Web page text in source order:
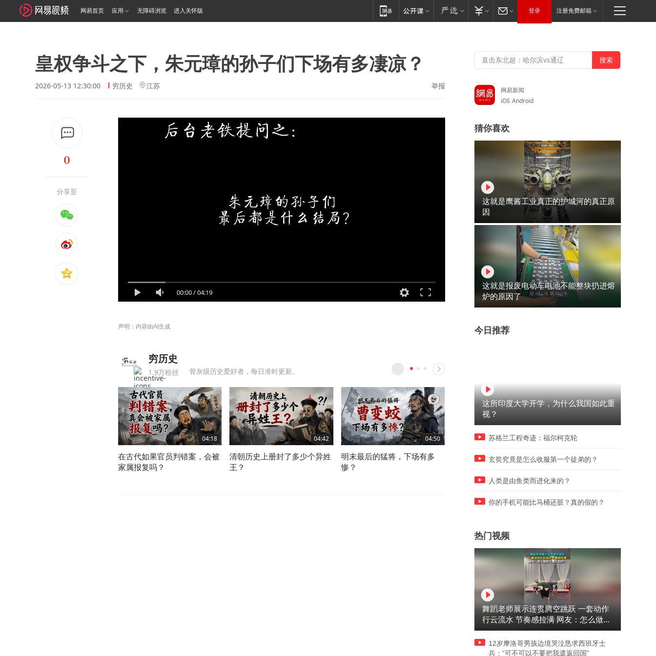
网易首页 应用 无障碍浏览 进入关怀版 登录 注册免费邮箱
皇权争斗之下，朱元璋的孙子们下场有多凄凉？
2026-05-13 12:30:00 穷历史 江苏 举报
0
分享至
00:00/04:19
声明：内容由AI生成
穷历史
1.9万粉丝 骨灰级历史爱好者，每日准时更新。
04:18
在古代如果官员判错案，会被
家属报复吗？
04:42
清朝历史上册封了多少个异姓
王？
04:50
明末最后的猛将，下场有多
惨？
04:12
在清帝退位诏书上签字的十一
是谁终结了乾隆盛世？
网易新闻
iOS Android
猜你喜欢
这就是鹰酱工业真正的护城河的真正原
因
这就是报废电动车电池不能整块扔进熔
炉的原因了
今日推荐
这所印度大学开学，为什么我国如此重
视？
苏格兰工程奇迹：福尔柯克轮
玄奘究竟是怎么收服第一个徒弟的？
人类是由鱼类而进化来的？
你的手机可能比马桶还脏？真的假的？
热门视频
舞蹈老师展示连贯腾空跳跃 一套动作
行云流水 节奏感拉满 网友：怎么做到
又舞又武的？
12岁摩洛哥男孩边境哭泣恳求西班牙士
兵：“可不可以不要把我遣返回国”